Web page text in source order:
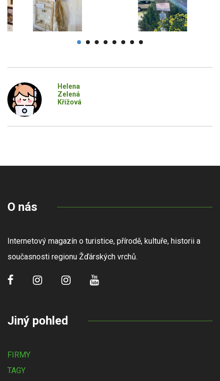
Helena
Zelená
Křížová
O nás
Internetový magazín o turistice, přírodě, kultuře, historii a
současnosti regionu Žďárských vrchů.
Jiný pohled
FIRMY
TAGY